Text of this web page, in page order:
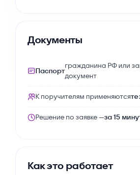
Документы
Паспорт
гражданина РФ или
документ
К поручителям применяютсяте
Решение по заявке —за 15
Как это работает